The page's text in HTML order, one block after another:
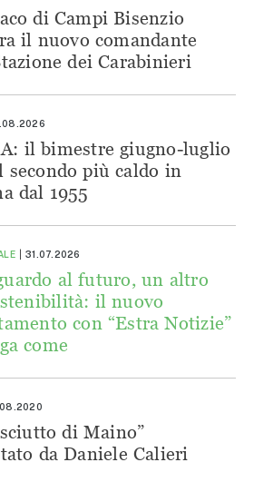
di Campi Bisenzio
il nuovo comandante
dei Carabinieri
il bimestre giugno-luglio
secondo più caldo in
dal 1955
31.07.2026
al futuro, un altro
il nuovo
con “Estra Notizie”
come
di Maino”
da Daniele Calieri